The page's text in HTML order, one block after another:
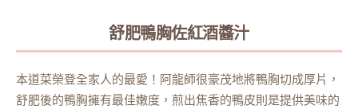
舒肥鴨胸佐紅酒醬汁
本道菜榮登全家人的最愛！阿龍師很豪茂地將鴨胸切成厚片，
舒肥後的鴨胸擁有最佳嫩度，煎出焦香的鴨皮則是提供美味的